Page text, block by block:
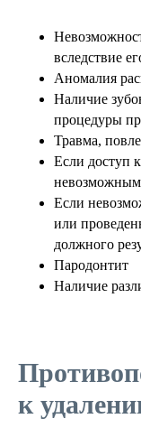
вследствие
Аномалия
Наличие
процедуры
Травма,
Если доступ
невозможным
Если
или
должного
Пародонтит
Наличие
к